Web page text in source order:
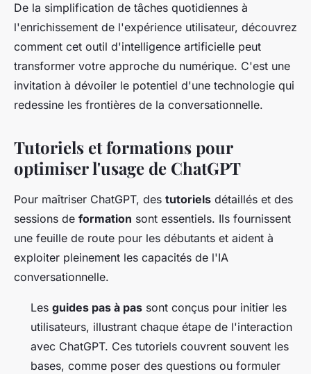
De la simplification de tâches quotidiennes à
l'enrichissement de l'expérience utilisateur, découvrez
comment cet outil d'intelligence artificielle peut
transformer votre approche du numérique. C'est une
invitation à dévoiler le potentiel d'une technologie qui
redessine les frontières de la conversationnelle.
Tutoriels et formations pour
optimiser l'usage de ChatGPT
Pour maîtriser ChatGPT, des tutoriels détaillés et des
sessions de formation sont essentiels. Ils fournissent
une feuille de route pour les débutants et aident à
exploiter pleinement les capacités de l'IA
conversationnelle.
Les guides pas à pas sont conçus pour initier les
utilisateurs, illustrant chaque étape de l'interaction
avec ChatGPT. Ces tutoriels couvrent souvent les
bases, comme poser des questions ou formuler